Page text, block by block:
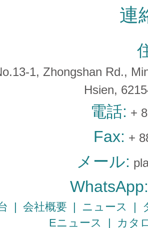
連
1, Zhongshan Rd.,
Hsien,
電話: +
Fax: +
メール:
WhatsApp:
| 会社概要 | ニュース |
Eニュース
| カタ